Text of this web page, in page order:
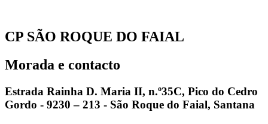
CP SÃO ROQUE DO FAIAL
Morada e contacto
Estrada Rainha D. Maria II, n.º35C, Pico do Cedro
Gordo - 9230 – 213 - São Roque do Faial, Santana